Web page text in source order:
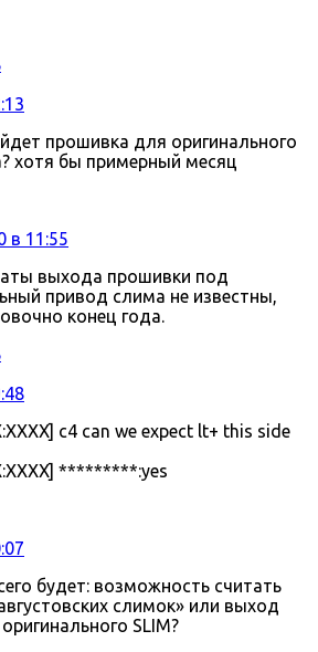
прошивка для оригинального
хотя бы примерный месяц
в 11:55
выхода прошивки под
привод слима не известны,
конец года.
c4 can we expect lt+ this side
*********:yes
будет: возможность считать
слимок» или выход
SLIM?